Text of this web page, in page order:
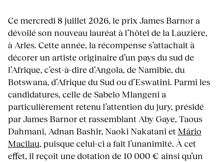
Ce mercredi 8 juillet 2026, le prix James Barnor a
dévoilé son nouveau lauréat à l’hôtel de la Lauzière,
à Arles. Cette année, la récompense s’attachait à
décorer un artiste originaire d’un pays du sud de
l’Afrique, c’est-à-dire d’Angola, de Namibie, du
Botswana, d’Afrique du Sud ou d’Eswatini. Parmi les
candidatures, celle de Sabelo Mlangeni a
particulièrement retenu l’attention du jury, présidé
par James Barnor et rassemblant Aby Gaye, Taous
Dahmani, Adnan Bashir, Naoki Nakatani et Mário
Macilau, puisque celui-ci a fait l’unanimité. À cet
effet, il reçoit une dotation de 10 000 € ainsi qu’un